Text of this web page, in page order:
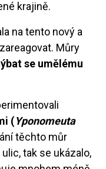
krajině.
na tento nový a
Můry
se umělému
(Yponomeuta
těchto můr
tak se ukázalo,